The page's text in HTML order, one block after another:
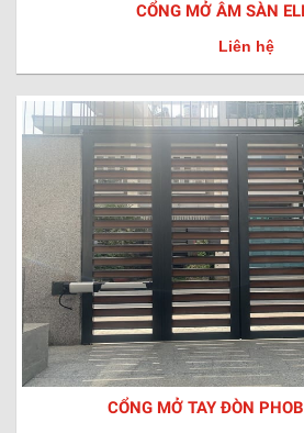
CỔNG MỞ ÂM SÀN
Liên hệ
CỔNG MỞ TAY ĐÒN